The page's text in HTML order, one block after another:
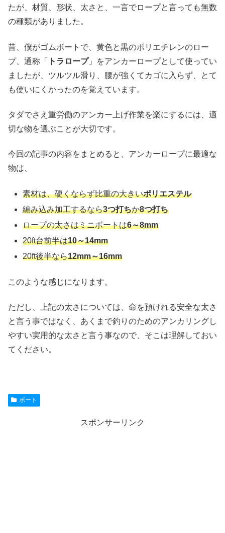
たが、材質、形状、太さと、一言でロープと言っても無数
の種類がありました。
昔、僕がゴムボートで、黄色と黒のポリエチレンのロー
プ、通称「
トラロープ」をアンカーロープとして使ってい
ましたが、ツルツル滑り、腰が強くてカゴに入らず、とて
も使いにくかったのを覚えています。
タダでさえ重労働のアンカー上げ作業を楽にするには、適
切な物を選ぶことが大切です。
今回の記事の内容をまとめると、アンカーロープに最適な
物は、
素材は、硬くならず比重の大きいポリエステル
編み込み加工するなら3つ打ちか8つ打ち
ロープの太さはミニボートは6～8mm
20ft台前半は10～14mm
20ft後半なら12mm～16mm
このような感じになります。
ただし、上記の太さについては、命を預けれる安全な太さ
と言う事ではなく、あくまで釣りのためのアンカリングし
やすい実用的な太さと言う事なので、そこは理解しておい
てください。
ボート
スポンサーリンク